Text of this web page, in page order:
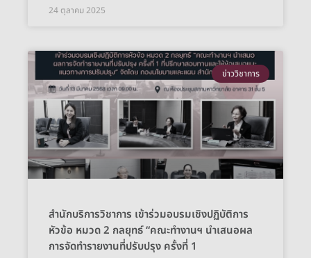
24 ตุลาคม 2025
ข่าววิชาการ
สำนักบริการวิชาการ เข้าร่วมอบรมเชิงปฏิบัติการ
หัวข้อ หมวด 2 กลยุทธ์ “คณะทำงานฯ นำเสนอผล
การจัดทำรายงานที่ปรับปรุง ครั้งที่ 1